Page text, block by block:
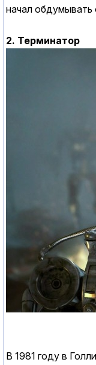
начал обдумывать
2. Терминатор
В 1981 году в